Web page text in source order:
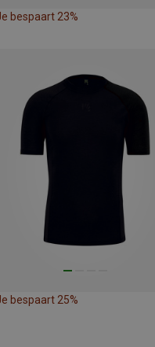
bespaart 23%
bespaart 25%